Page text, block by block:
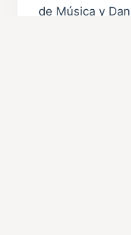
de Música y